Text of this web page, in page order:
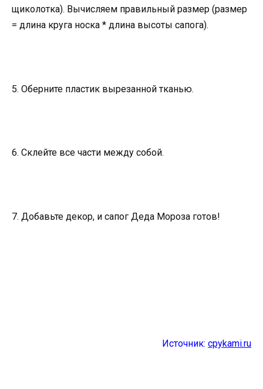
щиколотка). Вычисляем правильный размер (размер
= длина круга носка * длина высоты сапога).
5. Оберните пластик вырезанной тканью.
6. Склейте все части между собой.
7. Добавьте декор, и сапог Деда Мороза готов!
Источник: cpykami.ru